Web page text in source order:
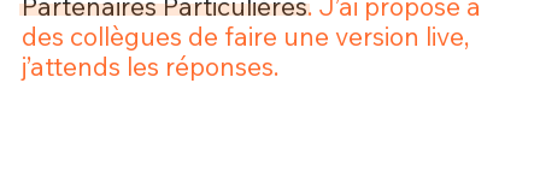
des collègues de faire une version live,
j’attends les réponses.